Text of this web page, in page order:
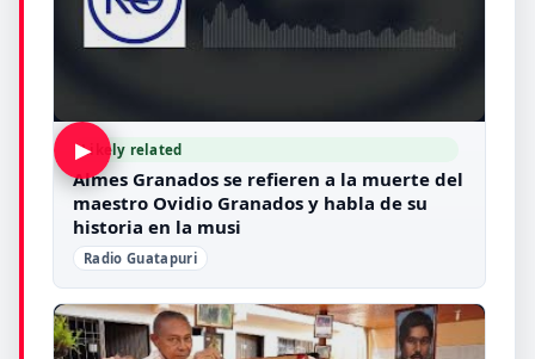
▶Likely related
Almes Granados se refieren a la muerte del
maestro Ovidio Granados y habla de su
historia en la musi
Radio Guatapuri